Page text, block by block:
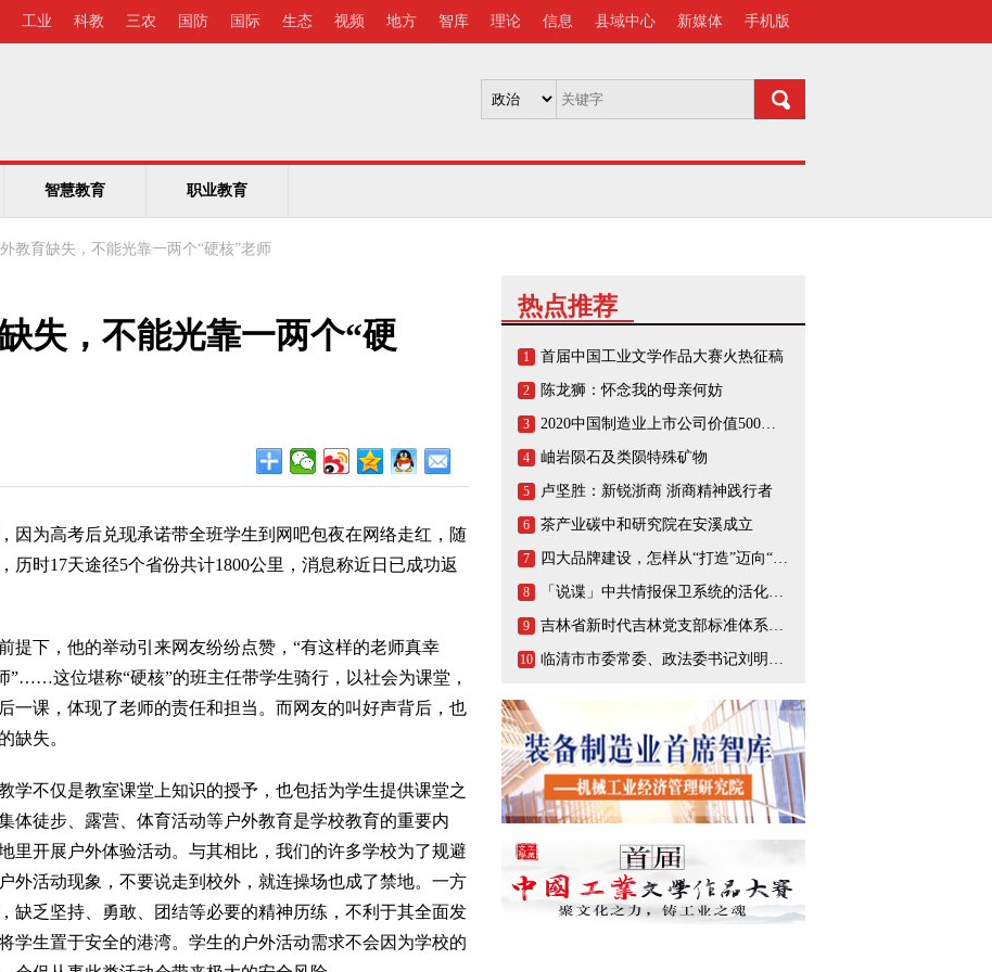
工业 科教 三农 国防 国际 生态 视频 地方 智库 理论 信息 县域中心 新媒体 手机版
智慧教育 职业教育
教育缺失，不能光靠一两个“硬核”老师
失，不能光靠一两个“硬
为高考后兑现承诺带全班学生到网吧包夜在网络走红，随
历时17天途径5个省份共计1800公里，消息称近日已成功返
下，他的举动引来网友纷纷点赞，“有这样的老师真幸
”……这位堪称“硬核”的班主任带学生骑行，以社会为课堂，
一课，体现了老师的责任和担当。而网友的叫好声背后，也
缺失。
不仅是教室课堂上知识的授予，也包括为学生提供课堂之
体徒步、露营、体育活动等户外教育是学校教育的重要内
里开展户外体验活动。与其相比，我们的许多学校为了规避
外活动现象，不要说走到校外，就连操场也成了禁地。一方
缺乏坚持、勇敢、团结等必要的精神历练，不利于其全面发
学生置于安全的港湾。学生的户外活动需求不会因为学校的
热点推荐
1 首届中国工业文学作品大赛火热征稿
2 陈龙狮：怀念我的母亲何妨
3 2020中国制造业上市公司价值500强榜单
4 岫岩陨石及类陨特殊矿物
5 卢坚胜：新锐浙商 浙商精神践行者
6 茶产业碳中和研究院在安溪成立
7 四大品牌建设，怎样从“打造”迈向“打响”
8 「说谍」中共情报保卫系统的活化石，一生战斗在情报战线的陈养山
9 吉林省新时代吉林党支部标准体系（BTX）建设把基层党支部打造成坚强的战斗堡垒
10 临清市市委常委、政法委书记刘明峰领导一行莅临连城智造小镇·烟店轴承产业园调研指导